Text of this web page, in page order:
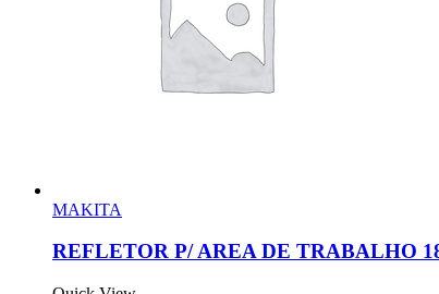
MAKITA
REFLETOR P/ AREA DE TRABALHO